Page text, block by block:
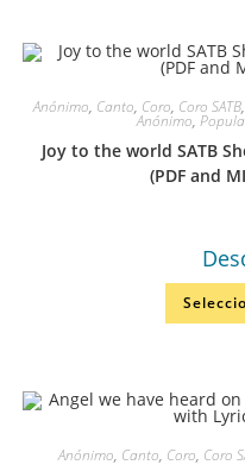
Anónimo, Canto, Coro, Coro SATB,
Anónimo,
Joy to the world SATB
(PDF and
Anónimo, Canto, Coro, Coro